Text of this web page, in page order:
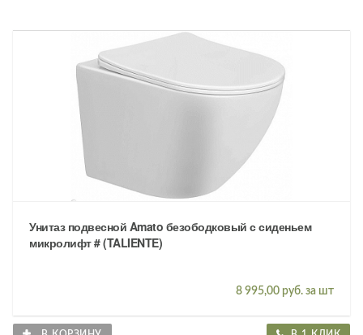
Унитаз подвесной Amato безободковый с сиденьем
микролифт # (TALIENTE)
8 995,00 руб. за шт